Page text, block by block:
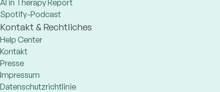
AI in Therapy Report
Spotify-Podcast
Kontakt & Rechtliches
Help Center
Kontakt
Presse
Impressum
Datenschutzrichtlinie